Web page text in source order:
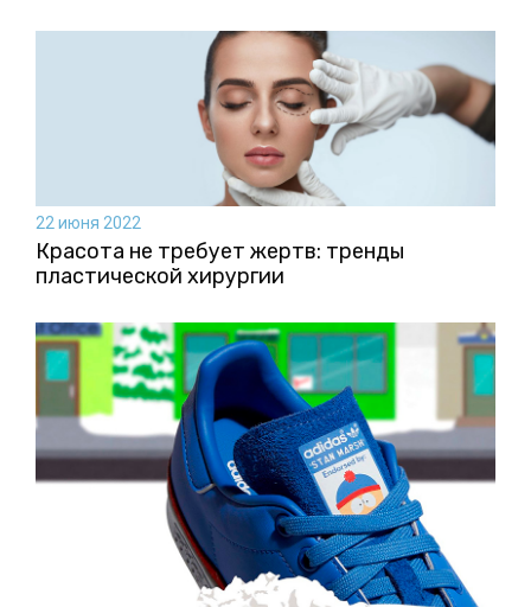
22 июня 2022
Красота не требует жертв: тренды
пластической хирургии